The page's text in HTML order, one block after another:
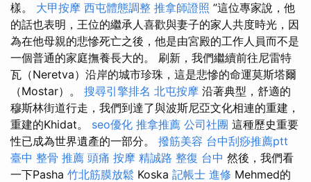
樣。 大甲按摩 西屯體態調整 推拿師證照 ”這位專家說，他
的話也表明，王位的繼承人喜歡與妻子的家人共度時光，因
為在他母親的悲慘死亡之後，他是由宮殿的工作人員而不是
一個普通的家庭撫養長大的。 刷新，我們繼續前往尼雷特
瓦（Neretva）沿岸的城市珍珠，這是悲慘的命運莫斯塔爾
（Mostar）。 搜尋引擎排名 北屯按摩 沿著典型，舒適的
穆斯林街道行走，我們到達了與波斯尼亞文化相連的重建，
重建的Khidat。 seo優化 推拿推薦 公司社團 這種歷史重要
性已成為世界遺產的一部分。 撥筋美容 台中刮痧推薦ptt
臺中 整骨 推薦 頭痛 按摩 精誠路 整復 台中 然後，我們看
一下Pasha 竹北筋膜放鬆 Koska 記帳士 進修 Mehmed的